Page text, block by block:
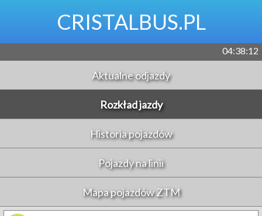
CRISTALBUS.PL
04:38:12
Aktualne odjazdy
Rozkład jazdy
Historia pojazdów
Pojazdy na linii
Mapa pojazdów ZTM